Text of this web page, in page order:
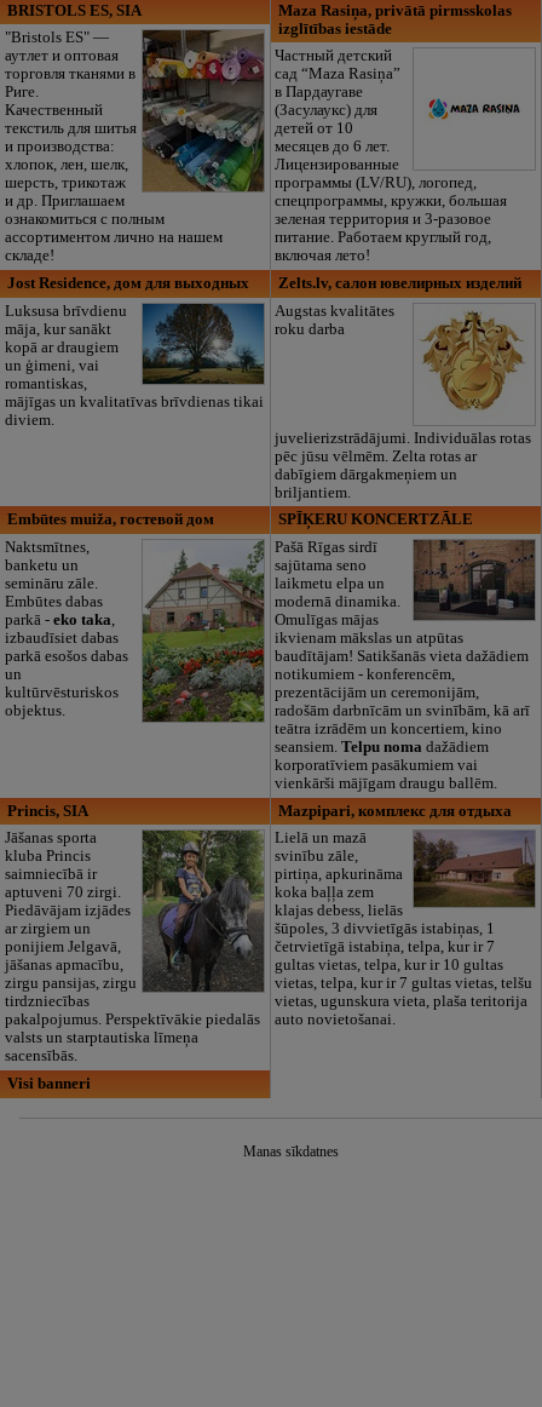
BRISTOLS ES, SIA
"Bristols ES" —
аутлет и оптовая
торговля тканями в
Риге.
Качественный
текстиль для шитья
и производства:
хлопок, лен, шелк,
шерсть, трикотаж
и др. Приглашаем
ознакомиться с полным
ассортиментом лично на нашем
складе!
Maza Rasiņa, privātā pirmsskolas
izglītības iestāde
Частный детский
сад “Maza Rasiņa”
в Пардаугаве
(Засулаукс) для
детей от 10
месяцев до 6 лет.
Лицензированные
программы (LV/RU), логопед,
спецпрограммы, кружки, большая
зеленая территория и 3-разовое
питание. Работаем круглый год,
включая лето!
Jost Residence, дом для выходных
Luksusa brīvdienu
māja, kur sanākt
kopā ar draugiem
un ģimeni, vai
romantiskas,
mājīgas un kvalitatīvas brīvdienas tikai
diviem.
Zelts.lv, салон ювелирных изделий
Augstas kvalitātes
roku darba
juvelierizstrādājumi. Individuālas rotas
pēc jūsu vēlmēm. Zelta rotas ar
dabīgiem dārgakmeņiem un
briljantiem.
Embūtes muiža, гостевой дом
Naktsmītnes,
banketu un
semināru zāle.
Embūtes dabas
parkā - eko taka,
izbaudīsiet dabas
parkā esošos dabas
un
kultūrvēsturiskos
objektus.
SPĪĶERU KONCERTZĀLE
Pašā Rīgas sirdī
sajūtama seno
laikmetu elpa un
modernā dinamika.
Omulīgas mājas
ikvienam mākslas un atpūtas
baudītājam! Satikšanās vieta dažādiem
notikumiem - konferencēm,
prezentācijām un ceremonijām,
radošām darbnīcām un svinībām, kā arī
teātra izrādēm un koncertiem, kino
seansiem.Telpu noma dažādiem
korporatīviem pasākumiem vai
vienkārši mājīgam draugu ballēm.
Princis, SIA
Jāšanas sporta
kluba Princis
saimniecībā ir
aptuveni 70 zirgi.
Piedāvājam izjādes
ar zirgiem un
ponijiem Jelgavā,
jāšanas apmacību,
zirgu pansijas, zirgu
tirdzniecības
pakalpojumus. Perspektīvākie piedalās
valsts un starptautiska līmeņa
sacensībās.
Mazpipari, комплекс для отдыха
Lielā un mazā
svinību zāle,
pirtiņa, apkurināma
koka baļļa zem
klajas debess, lielās
šūpoles, 3 divvietīgās istabiņas, 1
četrvietīgā istabiņa, telpa, kur ir 7
gultas vietas, telpa, kur ir 10 gultas
vietas, telpa, kur ir 7 gultas vietas, telšu
vietas, ugunskura vieta, plaša teritorija
auto novietošanai.
Visi banneri
Manas sīkdatnes